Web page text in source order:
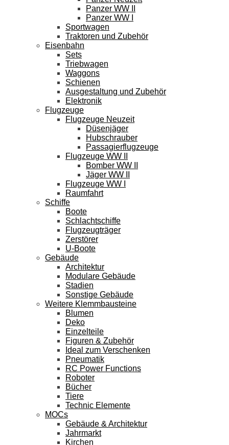
Panzer WW II
Panzer WW I
Sportwagen
Traktoren und Zubehör
Eisenbahn
Sets
Triebwagen
Waggons
Schienen
Ausgestaltung und Zubehör
Elektronik
Flugzeuge
Flugzeuge Neuzeit
Düsenjäger
Hubschrauber
Passagierflugzeuge
Flugzeuge WW II
Bomber WW II
Jäger WW II
Flugzeuge WW I
Raumfahrt
Schiffe
Boote
Schlachtschiffe
Flugzeugträger
Zerstörer
U-Boote
Gebäude
Architektur
Modulare Gebäude
Stadien
Sonstige Gebäude
Weitere Klemmbausteine
Blumen
Deko
Einzelteile
Figuren & Zubehör
Ideal zum Verschenken
Pneumatik
RC Power Functions
Roboter
Bücher
Tiere
Technic Elemente
MOCs
Gebäude & Architektur
Jahrmarkt
Kirchen